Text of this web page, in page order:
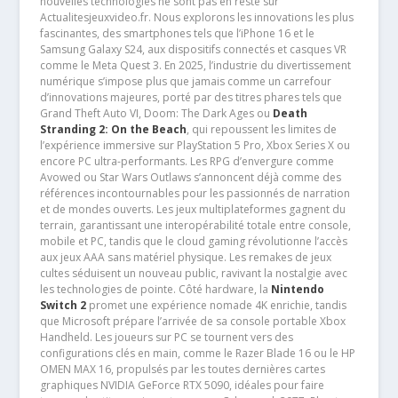
Actualitesjeuxvideo.fr. Nous explorons les innovations les plus
fascinantes, des smartphones tels que l’iPhone 16 et le
Samsung Galaxy S24, aux dispositifs connectés et casques VR
comme le Meta Quest 3. En 2025, l’industrie du divertissement
numérique s’impose plus que jamais comme un carrefour
d’innovations majeures, porté par des titres phares tels que
Grand Theft Auto VI, Doom: The Dark Ages ou Death
Stranding 2: On the Beach, qui repoussent les limites de
l’expérience immersive sur PlayStation 5 Pro, Xbox Series X ou
encore PC ultra-performants. Les RPG d’envergure comme
Avowed ou Star Wars Outlaws s’annoncent déjà comme des
références incontournables pour les passionnés de narration
et de mondes ouverts. Les jeux multiplateformes gagnent du
terrain, garantissant une interopérabilité totale entre console,
mobile et PC, tandis que le cloud gaming révolutionne l’accès
aux jeux AAA sans matériel physique. Les remakes de jeux
cultes séduisent un nouveau public, ravivant la nostalgie avec
les technologies de pointe. Côté hardware, la Nintendo
Switch 2promet une expérience nomade 4K enrichie, tandis
que Microsoft prépare l’arrivée de sa console portable Xbox
Handheld. Les joueurs sur PC se tournent vers des
configurations clés en main, comme le Razer Blade 16 ou le HP
OMEN MAX 16, propulsés par les toutes dernières cartes
graphiques NVIDIA GeForce RTX 5090, idéales pour faire